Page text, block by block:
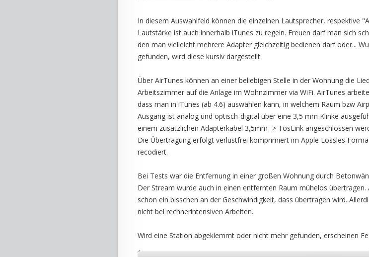
In diesem Auswahlfeld können die einzelnen Lautsprecher, respektive
Lautstärke ist auch innerhalb iTunes zu regeln. Freuen darf man sich
den man vielleicht mehrere Adapter gleichzeitig bedienen darf oder...
gefunden, wird diese kursiv dargestellt.
Über AirTunes können an einer beliebigen Stelle in der Wohnung die
Arbeitszimmer auf die Anlage im Wohnzimmer via WiFi. AirTunes
dass man in iTunes (ab 4.6) auswählen kann, in welchem Raum bzw
Ausgang ist analog und optisch-digital über eine 3,5 mm Klinke
einem zusätzlichen Adapterkabel 3,5mm -> TosLink angeschlossen
Die Übertragung erfolgt verlustfrei komprimiert im Apple Lossles
recodiert.
Bei Tests war die Entfernung in einer großen Wohnung durch
Der Stream wurde auch in einen entfernten Raum mühelos
schon ein bisschen an der Geschwindigkeit, dass übertragen wird.
nicht bei rechnerintensiven Arbeiten.
Wird eine Station abgeklemmt oder nicht mehr gefunden, erscheinen